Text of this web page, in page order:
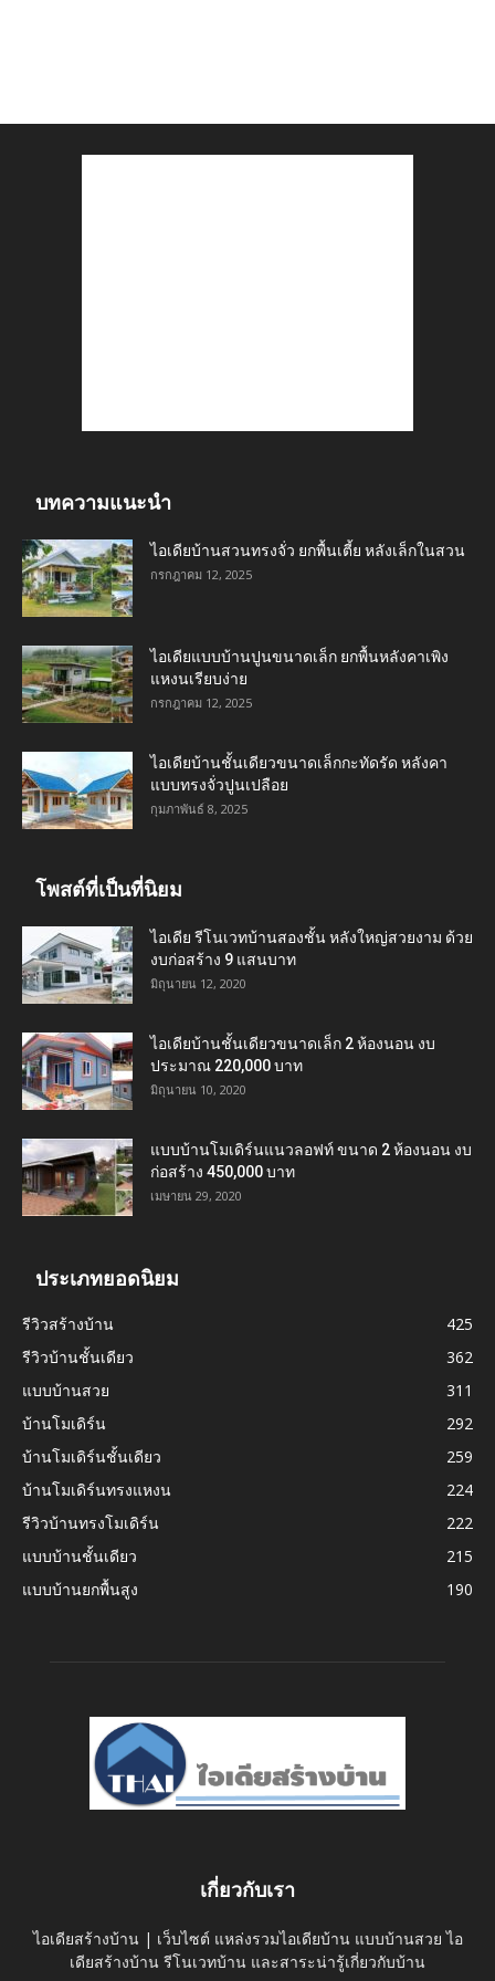
บทความแนะนำ
ไอเดียบ้านสวนทรงจั่ว ยกพื้นเตี้ย หลังเล็กในสวน
กรกฎาคม 12, 2025
ไอเดียแบบบ้านปูนขนาดเล็ก ยกพื้นหลังคาเพิง
แหงนเรียบง่าย
กรกฎาคม 12, 2025
ไอเดียบ้านชั้นเดียวขนาดเล็กกะทัดรัด หลังคา
แบบทรงจั่วปูนเปลือย
กุมภาพันธ์ 8, 2025
โพสต์ที่เป็นที่นิยม
ไอเดีย รีโนเวทบ้านสองชั้น หลังใหญ่สวยงาม ด้วย
งบก่อสร้าง 9 แสนบาท
มิถุนายน 12, 2020
ไอเดียบ้านชั้นเดียวขนาดเล็ก 2 ห้องนอน งบ
ประมาณ 220,000 บาท
มิถุนายน 10, 2020
แบบบ้านโมเดิร์นแนวลอฟท์ ขนาด 2 ห้องนอน งบ
ก่อสร้าง 450,000 บาท
เมษายน 29, 2020
ประเภทยอดนิยม
รีวิวสร้างบ้าน
425
รีวิวบ้านชั้นเดียว
362
แบบบ้านสวย
311
บ้านโมเดิร์น
292
บ้านโมเดิร์นชั้นเดียว
259
บ้านโมเดิร์นทรงแหงน
224
รีวิวบ้านทรงโมเดิร์น
222
แบบบ้านชั้นเดียว
215
แบบบ้านยกพื้นสูง
190
เกี่ยวกับเรา
ไอเดียสร้างบ้าน | เว็บไซต์ แหล่งรวมไอเดียบ้าน แบบบ้านสวย ไอ
เดียสร้างบ้าน รีโนเวทบ้าน และสาระน่ารู้เกี่ยวกับบ้าน